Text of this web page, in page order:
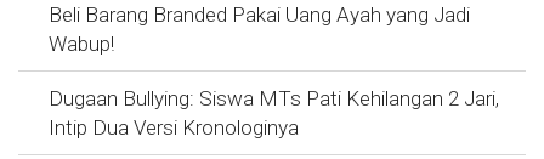
Beli Barang Branded Pakai Uang Ayah yang Jadi
Wabup!
Dugaan Bullying: Siswa MTs Pati Kehilangan 2 Jari,
Intip Dua Versi Kronologinya